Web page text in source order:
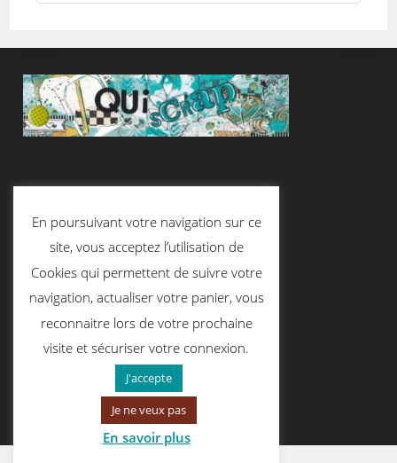
Contactez-Nous
contact@quiscrap.fr
En poursuivant votre navigation sur ce
site, vous acceptez l’utilisation de
Cookies qui permettent de suivre votre
navigation, actualiser votre panier, vous
reconnaitre lors de votre prochaine
visite et sécuriser votre connexion.
J'accepte
Je ne veux pas
En savoir plus